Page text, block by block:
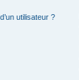
utilisateur ?